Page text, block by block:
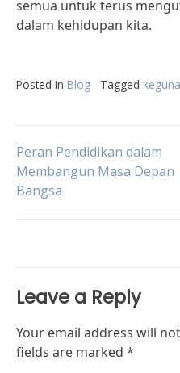
semua untuk terus
dalam kehidupan kita.
Posted in Blog Tagged
Post
navigation
Peran Pendidikan dalam
Membangun Masa Depan
Bangsa
Leave a Reply
Your email address will
fields are marked *